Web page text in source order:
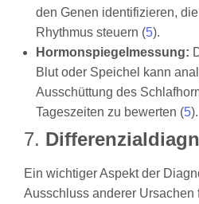
den Genen identifizieren,
Rhythmus steuern (5).
Hormonspiegelmessung:
Blut oder Speichel kann
Ausschüttung des
Tageszeiten zu bewerten (5).
7.
Ein wichtiger Aspekt der
Ausschluss anderer Ursachen